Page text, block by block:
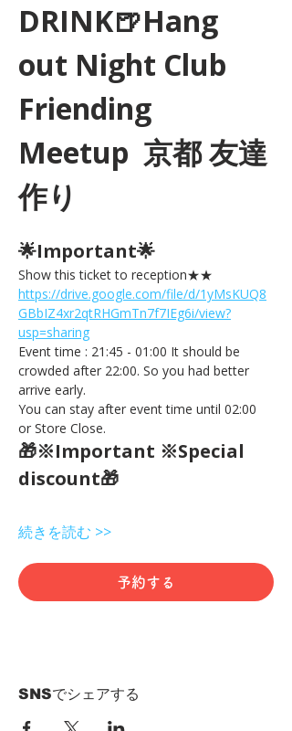
DRINK🍺Hang
out Night Club
Friending
Meetup  京都 友達
作り
🌟Important🌟
Show this ticket to reception★★
https://drive.google.com/file/d/1yMsKUQ8
GBbIZ4xr2qtRHGmTn7f7IEg6i/view?
usp=sharing
Event time : 21:45 - 01:00 It should be
crowded after 22:00. So you had better
arrive early.
You can stay after event time until 02:00
or Store Close.
🎁※Important ※Special
discount🎁
続きを読む >>
予約する
SNSでシェアする